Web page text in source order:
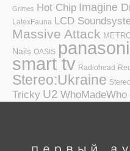
Grimes Hot Chip Imagine
LatexFauna LCD
Massive Attack
Nails OASIS
smart tv Radiohead
Stereo:Ukraine
Tricky U2 WhoMadeWho